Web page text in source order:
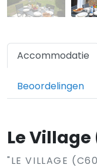
Accommodatie
Beoordelingen
Le Village
"LE VILLAGE